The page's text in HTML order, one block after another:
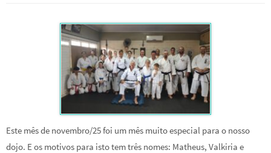
Este mês de novembro/25 foi um mês muito especial para o nosso
dojo. E os motivos para isto tem três nomes: Matheus, Valkiria e